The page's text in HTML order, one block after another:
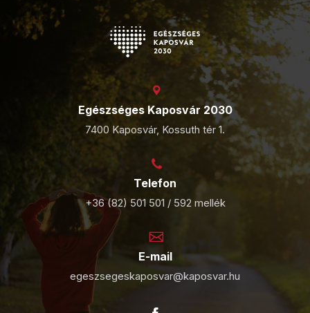
Egészséges Kaposvár 2030
7400 Kaposvár, Kossuth tér 1.
Telefon
+36 (82) 501 501 / 592 mellék
E-mail
egeszsegeskaposvar@kaposvar.hu